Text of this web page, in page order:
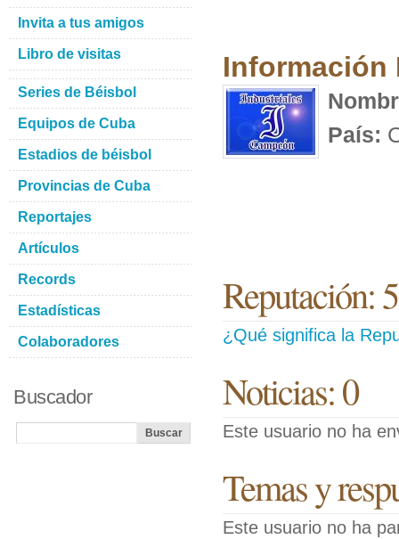
Información
País:
Reputación:
¿Qué significa la
Noticias: 0
Este usuario no ha
Temas y
Este usuario no ha
Invita a tus amigos
Libro de visitas
Series de Béisbol
Equipos de Cuba
Estadios de béisbol
Provincias de Cuba
Reportajes
Artículos
Records
Estadísticas
Colaboradores
Buscador